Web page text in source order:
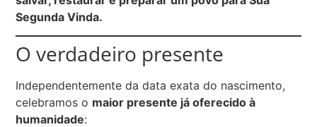
Segunda Vinda.
O verdadeiro presente
Independentemente da data exata do nascimento,
celebramos o maior presente já oferecido à
humanidade: